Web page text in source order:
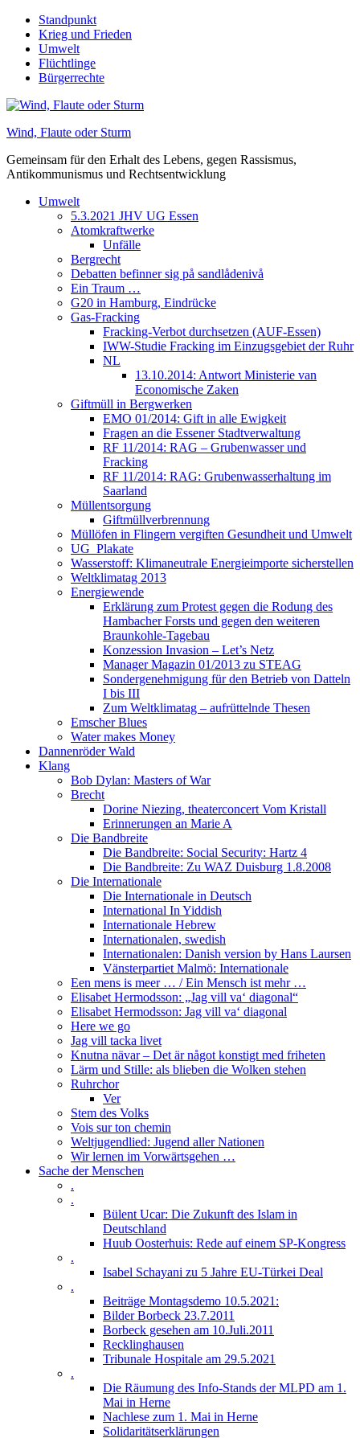
Skip
content
Standpunkt
Krieg und Frieden
Umwelt
Flüchtlinge
Bürgerrechte
Wind, Flaute oder Sturm
Gemeinsam für den Erhalt des Lebens, gegen Rassismus,
Antikommunismus und Rechtsentwicklung
Umwelt
5.3.2021 JHV UG Essen
Atomkraftwerke
Unfälle
Bergrecht
Debatten befinner sig på sandlådenivå
Ein Traum …
G20 in Hamburg, Eindrücke
Gas-Fracking
Fracking-Verbot durchsetzen (AUF-Essen)
IWW-Studie Fracking im Einzugsgebiet der Ruhr
NL
13.10.2014: Antwort Ministerie van
Economische Zaken
Giftmüll in Bergwerken
EMO 01/2014: Gift in alle Ewigkeit
Fragen an die Essener Stadtverwaltung
RF 11/2014: RAG – Grubenwasser und
Fracking
RF 11/2014: RAG: Grubenwasserhaltung im
Saarland
Müllentsorgung
Giftmüllverbrennung
Müllöfen in Flingern vergiften Gesundheit und Umwelt
UG_Plakate
Wasserstoff: Klimaneutrale Energieimporte sicherstellen
Weltklimatag 2013
Energiewende
Erklärung zum Protest gegen die Rodung des
Hambacher Forsts und gegen den weiteren
Braunkohle-Tagebau
Konzession Invasion – Let’s Netz
Manager Magazin 01/2013 zu STEAG
Sondergenehmigung für den Betrieb von Datteln
I bis III
Zum Weltklimatag – aufrüttelnde Thesen
Emscher Blues
Water makes Money
Dannenröder Wald
Klang
Bob Dylan: Masters of War
Brecht
Dorine Niezing, theaterconcert Vom Kristall
Erinnerungen an Marie A
Die Bandbreite
Die Bandbreite: Social Security: Hartz 4
Die Bandbreite: Zu WAZ Duisburg 1.8.2008
Die Internationale
Die Internationale in Deutsch
International In Yiddish
Internationale Hebrew
Internationalen, swedish
Internationalen: Danish version by Hans Laursen
Vänsterpartiet Malmö: Internationale
Een mens is meer … / Ein Mensch ist mehr …
Elisabet Hermodsson: „Jag vill va‘ diagonal“
Elisabet Hermodsson: Jag vill va‘ diagonal
Here we go
Jag vill tacka livet
Knutna nävar – Det är något konstigt med friheten
Lärm und Stille: als blieben die Wolken stehen
Ruhrchor
Ver
Stem des Volks
Vois sur ton chemin
Weltjugendlied: Jugend aller Nationen
Wir lernen im Vorwärtsgehen …
Sache der Menschen
.
.
Bülent Ucar: Die Zukunft des Islam in
Deutschland
Huub Oosterhuis: Rede auf einem SP-Kongress
.
Isabel Schayani zu 5 Jahre EU-Türkei Deal
.
Beiträge Montagsdemo 10.5.2021:
Bilder Borbeck 23.7.2011
Borbeck gesehen am 10.Juli.2011
Recklinghausen
Tribunale Hospitale am 29.5.2021
.
Die Räumung des Info-Stands der MLPD am 1.
Mai in Herne
Nachlese zum 1. Mai in Herne
Solidaritätserklärungen